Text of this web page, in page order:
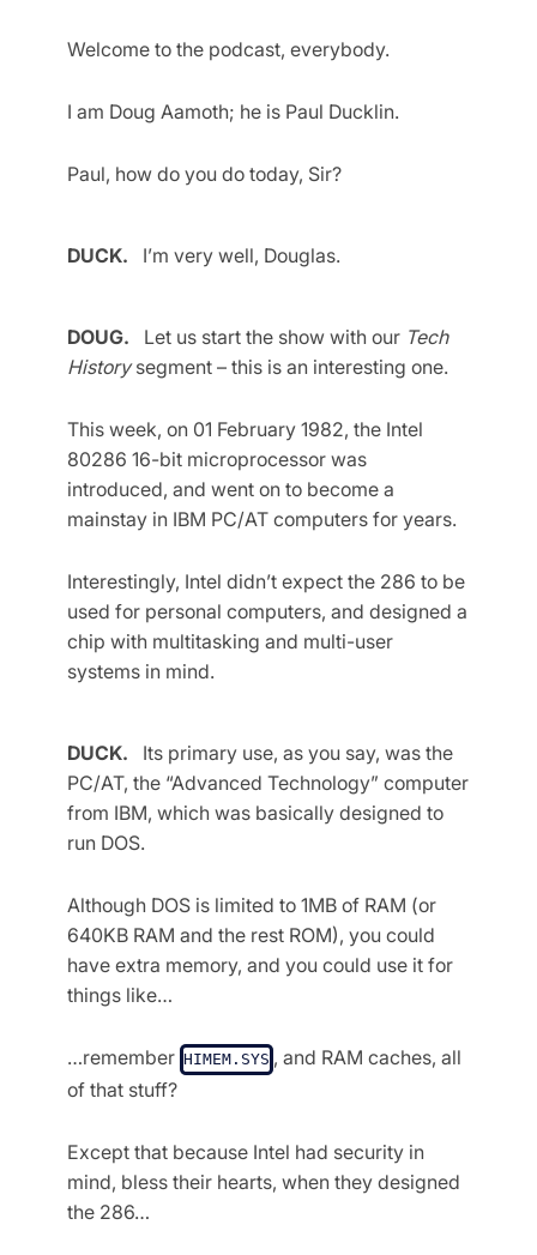
Welcome to the podcast, everybody.
I am Doug Aamoth; he is Paul Ducklin.
Paul, how do you do today, Sir?
DUCK. I’m very well, Douglas.
DOUG. Let us start the show with our Tech
Historysegment – this is an interesting one.
This week, on 01 February 1982, the Intel
80286 16-bit microprocessor was
introduced, and went on to become a
mainstay in IBM PC/AT computers for years.
Interestingly, Intel didn’t expect the 286 to be
used for personal computers, and designed a
chip with multitasking and multi-user
systems in mind.
DUCK. Its primary use, as you say, was the
PC/AT, the “Advanced Technology” computer
from IBM, which was basically designed to
run DOS.
Although DOS is limited to 1MB of RAM (or
640KB RAM and the rest ROM), you could
have extra memory, and you could use it for
things like…
…remember HIMEM.SYS , and RAM caches, all
of that stuff?
Except that because Intel had security in
mind, bless their hearts, when they designed
the 286…